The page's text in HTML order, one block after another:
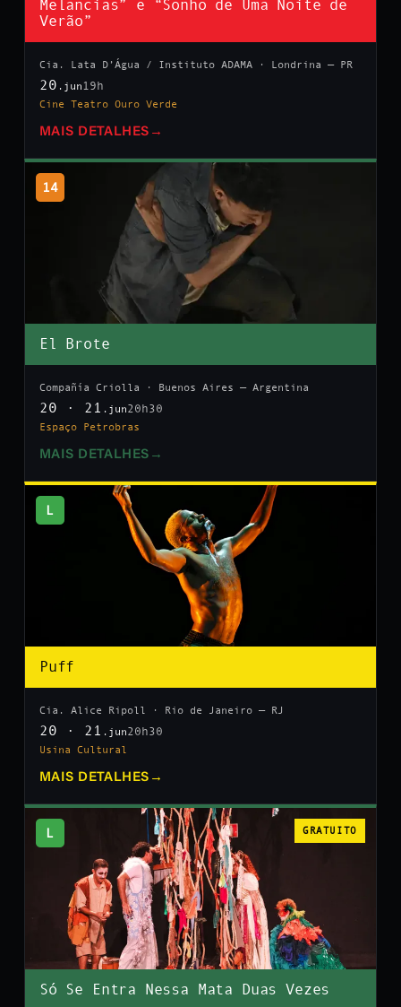
Melancias” e “Sonho de Uma Noite de
Verão”
Cia. Lata D’Água / Instituto ADAMA · Londrina — PR
20 .jun 19h
Cine Teatro Ouro Verde
MAIS DETALHES →
14
El Brote
Compañía Criolla · Buenos Aires — Argentina
20 · 21 .jun20h30
Espaço Petrobras
MAIS DETALHES →
L
Puff
Cia. Alice Ripoll · Rio de Janeiro — RJ
20 · 21 .jun20h30
Usina Cultural
MAIS DETALHES →
L GRATUITO
Só Se Entra Nessa Mata Duas Vezes